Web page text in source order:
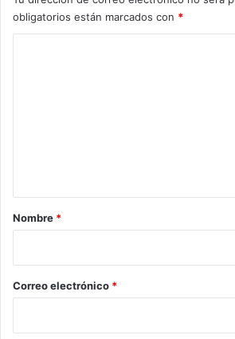
obligatorios están marcados con *
r
*
Nombre *
Correo electrónico *